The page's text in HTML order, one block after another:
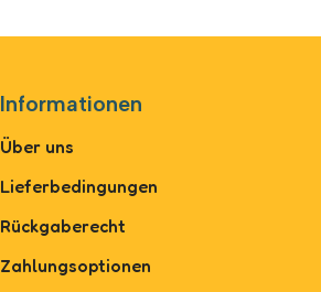
Informationen
Über uns
Lieferbedingungen
Rückgaberecht
Zahlungsoptionen